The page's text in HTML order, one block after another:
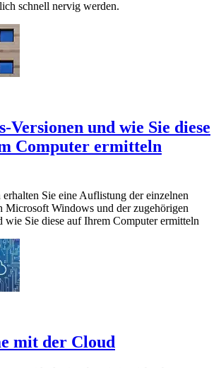
schnell nervig werden.
Versionen und wie Sie diese
Computer ermitteln
Sie eine Auflistung der einzelnen
Microsoft Windows und der zugehörigen
wie Sie diese auf Ihrem Computer ermitteln
mit der Cloud